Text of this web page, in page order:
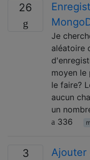
26
Je
aléatoire
moyen le
le faire?
aucun
un
336
3
Ajouter